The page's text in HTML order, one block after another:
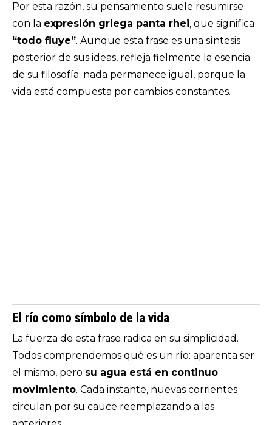
Por esta razón, su pensamiento suele resumirse
con la expresión griega panta rhei, que significa
“todo fluye”. Aunque esta frase es una síntesis
posterior de sus ideas, refleja fielmente la esencia
de su filosofía: nada permanece igual, porque la
vida está compuesta por cambios constantes.
El río como símbolo de la vida
La fuerza de esta frase radica en su simplicidad.
Todos comprendemos qué es un río: aparenta ser
el mismo, pero su agua está en continuo
movimiento. Cada instante, nuevas corrientes
circulan por su cauce reemplazando a las